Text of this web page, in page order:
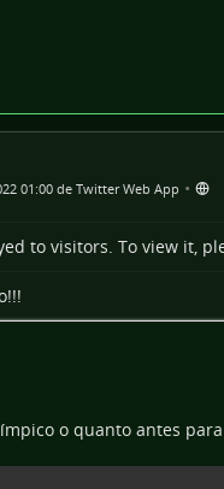
01:00 de Twitter Web App •
to visitors. To view it,
o quanto antes